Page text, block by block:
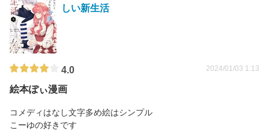
しい新生活
4.0 2024/01/03 1:13
絵本ぽぃ漫画
コメディはなし文字多め絵はシンプル
こーゆの好きです